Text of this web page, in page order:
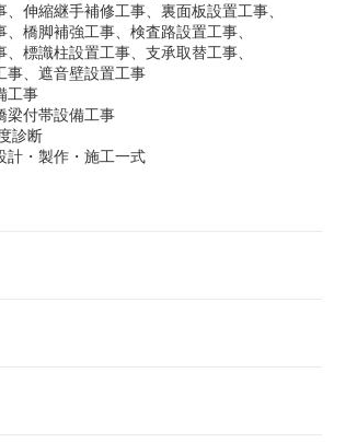
縮継手補修工事、裏面板設置工事、
脚補強工事、検査路設置工事、
識柱設置工事、支承取替工事、
、遮音壁設置工事
工事
付帯設備工事
診断
計・製作・施工一式